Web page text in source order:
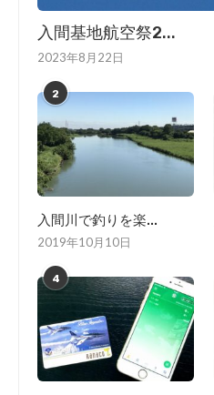
入間基地航空祭2...
2023年8月22日
2
入間川で釣りを楽...
2019年10月10日
4